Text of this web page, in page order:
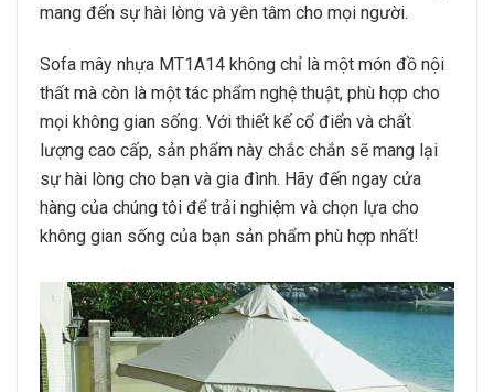
mang đến sự hài lòng và yên tâm cho mọi người.
Sofa mây nhựa MT1A14 không chỉ là một món đồ nội
thất mà còn là một tác phẩm nghệ thuật, phù hợp cho
mọi không gian sống. Với thiết kế cổ điển và chất
lượng cao cấp, sản phẩm này chắc chắn sẽ mang lại
sự hài lòng cho bạn và gia đình. Hãy đến ngay cửa
hàng của chúng tôi để trải nghiệm và chọn lựa cho
không gian sống của bạn sản phẩm phù hợp nhất!